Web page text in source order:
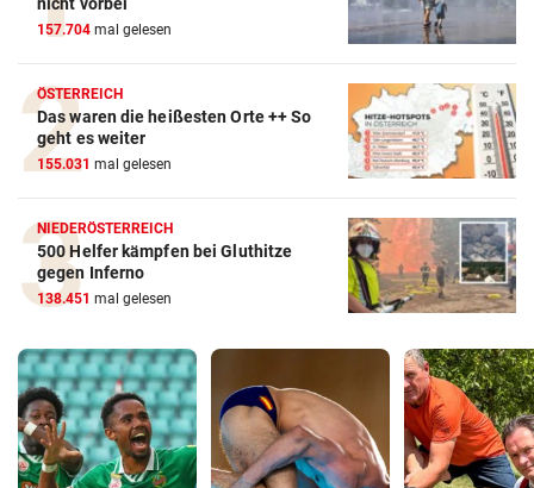
nicht vorbei
157.704 mal gelesen
ÖSTERREICH
Das waren die heißesten Orte ++ So
geht es weiter
155.031 mal gelesen
NIEDERÖSTERREICH
500 Helfer kämpfen bei Gluthitze
gegen Inferno
138.451 mal gelesen